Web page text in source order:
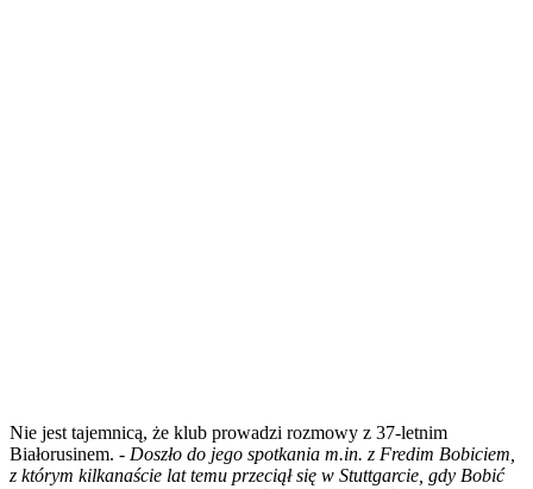
Nie jest tajemnicą, że klub prowadzi rozmowy z 37-letnim
Białorusinem. - Doszło do jego spotkania m.in. z Fredim Bobiciem,
z którym kilkanaście lat temu przeciął się w Stuttgarcie, gdy Bobić